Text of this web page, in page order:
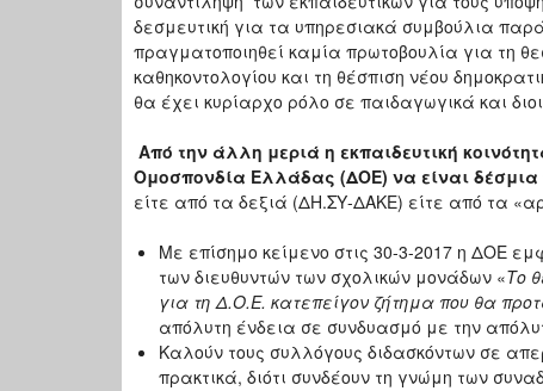
δεσμευτική για τα υπηρεσιακά συμβούλια
πραγματοποιηθεί καμία πρωτοβουλία για τη
καθηκοντολογίου και τη θέσπιση νέου
θα έχει κυρίαρχο ρόλο σε παιδαγωγικά και
Από την άλλη μεριά η εκπαιδευτική
Ομοσπονδία Ελλάδας (ΔΟΕ) να είναι δέσμια
είτε από τα δεξιά (ΔΗ.ΣΥ-ΔΑΚΕ) είτε από τα
Με επίσημο κείμενο στις 30-3-2017 η ΔΟΕ
των διευθυντών των σχολικών μονάδων «Το
για τη Δ.Ο.Ε. κατεπείγον ζήτημα που θα
απόλυτη ένδεια σε συνδυασμό με την
Καλούν τους συλλόγους διδασκόντων σε
πρακτικά, διότι συνδέουν τη γνώμη των